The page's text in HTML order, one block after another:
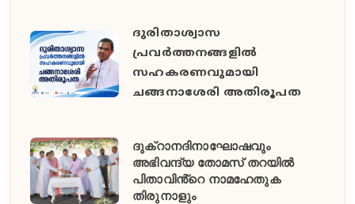
ദുരിതാശ്വാസ
പ്രവർത്തനങ്ങളിൽ
സഹകരണവുമായി
ചങ്ങനാശേരി അതിരൂപത
ദുക്റാനദിനാഘോഷവും
അഭിവന്ദ്യ തോമസ് തറയിൽ
പിതാവിൻ്റെ നാമഹേതുക
തിരുനാളും